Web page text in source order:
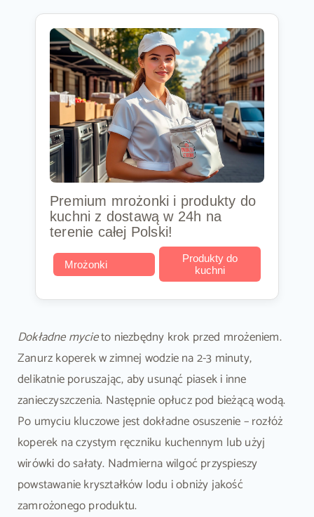
Premium mrożonki i produkty do
kuchni z dostawą w 24h na
terenie całej Polski!
Mrożonki
Produkty do
kuchni
Dokładne mycieto niezbędny krok przed mrożeniem.
Zanurz koperek w zimnej wodzie na 2-3 minuty,
delikatnie poruszając, aby usunąć piasek i inne
zanieczyszczenia. Następnie opłucz pod bieżącą wodą.
Po umyciu kluczowe jest dokładne osuszenie – rozłóż
koperek na czystym ręczniku kuchennym lub użyj
wirówki do sałaty. Nadmierna wilgoć przyspieszy
powstawanie kryształków lodu i obniży jakość
zamrożonego produktu.